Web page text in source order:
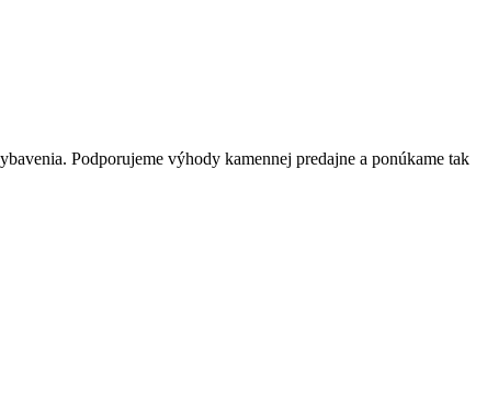
Podporujeme výhody kamennej predajne a ponúkame tak